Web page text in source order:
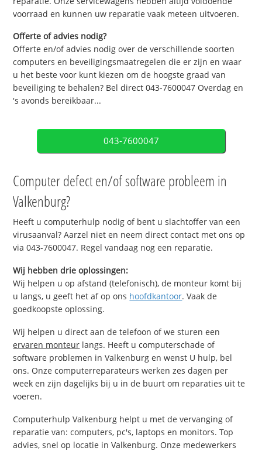
voorraad en kunnen uw reparatie vaak meteen uitvoeren.
Offerte of advies nodig?
Offerte en/of advies nodig over de verschillende soorten
computers en beveiligingsmaatregelen die er zijn en waar
u het beste voor kunt kiezen om de hoogste graad van
beveiliging te behalen? Bel direct 043-7600047 Overdag en
's avonds bereikbaar...
043-7600047
Computer defect en/of software probleem in
Valkenburg?
Heeft u computerhulp nodig of bent u slachtoffer van een
virusaanval? Aarzel niet en neem direct contact met ons op
via 043-7600047. Regel vandaag nog een reparatie.
Wij hebben drie oplossingen:
Wij helpen u op afstand (telefonisch), de monteur komt bij
u langs, u geeft het af op ons hoofdkantoor. Vaak de
goedkoopste oplossing.
Wij helpen u direct aan de telefoon of we sturen een
ervaren monteur langs. Heeft u computerschade of
software problemen in Valkenburg en wenst U hulp, bel
ons. Onze computerreparateurs werken zes dagen per
week en zijn dagelijks bij u in de buurt om reparaties uit te
voeren.
Computerhulp Valkenburg helpt u met de vervanging of
reparatie van: computers, pc's, laptops en monitors. Top
advies, snel op locatie in Valkenburg. Onze medewerkers